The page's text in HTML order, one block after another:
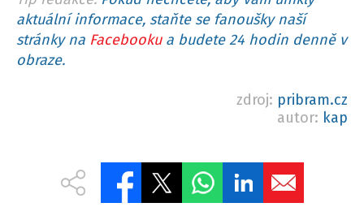
aktuální informace, staňte se fanoušky naší
stránky na Facebookua budete 24 hodin denně v
obraze.
zdroj: pribram.cz
autor: kap